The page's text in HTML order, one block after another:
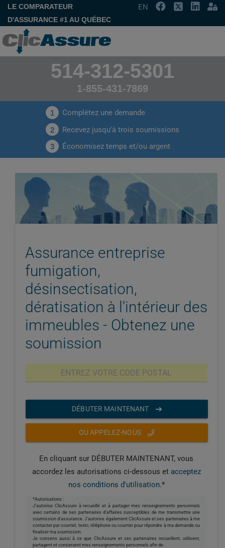
LE COMPARATEUR
D'ASSURANCE #1 AU QUÉBEC
EN
514-312-5301
1-855-431-7869
1 Complétez une demande
2 Recevez jusqu'à trois soumissions
3 Économisez temps et/ou argent
Assurance entreprise
fumigation,
désinsectisation,
dératisation à l'intérieur des
immeubles - Obtenez une
soumission
DÉBUTER MAINTENANT
OU APPELEZ-NOUS
En cliquant sur DÉBUTER MAINTENANT, vous
accordez les autorisations ci-dessous et acceptez
nos conditions d'utilisation.*
*Autorisations :
J’autorise ClicAssure à recueillir et à partager mes renseignements personnels
avec certains de ses partenaires d’affaires susceptibles de me transmettre une
soumission d’assurance. J'autorise également ClicAssure et ses partenaires à me
contacter par courriel, texto, téléphone ou courrier pour répondre à ma demande ou
finaliser ma soumission.
Je consens aussi à ce que ClicAssure et ses partenaires recueillent, utilisent,
partagent et conservent mes renseignements personnels afin de :